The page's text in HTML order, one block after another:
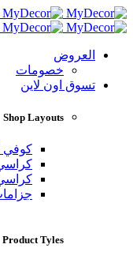
العروض
خصومات
تسوق اون لاين
Shop Layouts
كوفي
Product Tyles